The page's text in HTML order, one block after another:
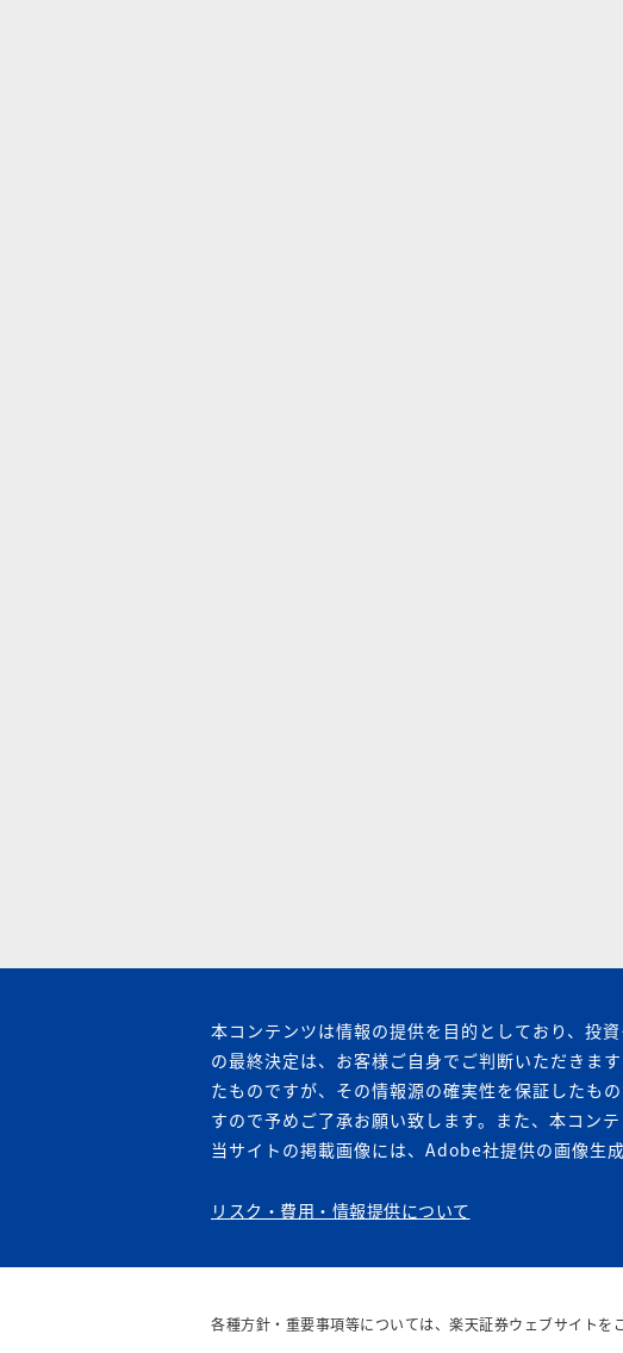
本コンテンツは情報の提供を目的としており、投
の最終決定は、お客様ご自身でご判断いただきま
たものですが、その情報源の確実性を保証したも
すので予めご了承お願い致します。また、本コン
当サイトの掲載画像には、Adobe社提供の画像生
リスク・費用・情報提供について
各種方針・重要事項等については、楽天証券ウェブサイトを